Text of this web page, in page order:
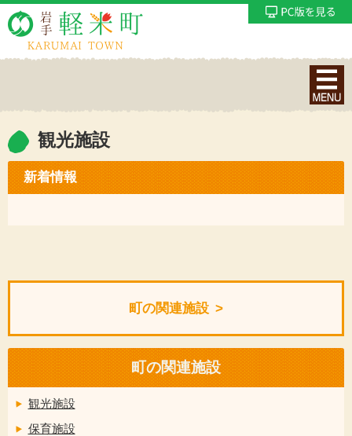
ナ
ビ
ョ
ン
観光施設
新着情報
町の関連施設
町の関連施設
観光施設
保育施設